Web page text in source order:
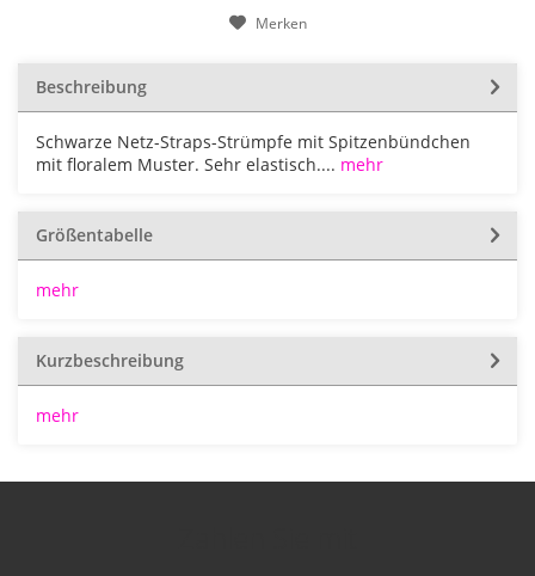
Merken
Beschreibung
Schwarze Netz-Straps-Strümpfe mit Spitzenbündchen
mit floralem Muster. Sehr elastisch.... mehr
Größentabelle
mehr
Kurzbeschreibung
mehr